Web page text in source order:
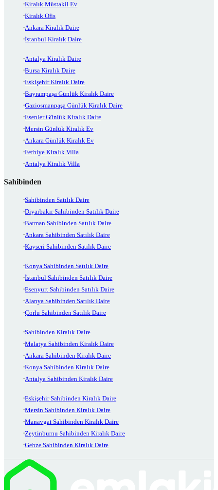
Kiralık Müstakil Ev
Kiralık Ofis
Ankara Kiralık Daire
İstanbul Kiralık Daire
Antalya Kiralık Daire
Bursa Kiralık Daire
Eskişehir Kiralık Daire
Bayrampaşa Günlük Kiralık Daire
Gaziosmanpaşa Günlük Kiralık Daire
Esenler Günlük Kiralık Daire
Mersin Günlük Kiralık Ev
Ankara Günlük Kiralık Ev
Fethiye Kiralık Villa
Antalya Kiralık Villa
Sahibinden
Sahibinden Satılık Daire
Diyarbakır Sahibinden Satılık Daire
Batman Sahibinden Satılık Daire
Ankara Sahibinden Satılık Daire
Kayseri Sahibinden Satılık Daire
Konya Sahibinden Satılık Daire
İstanbul Sahibinden Satılık Daire
Esenyurt Sahibinden Satılık Daire
Alanya Sahibinden Satılık Daire
Çorlu Sahibinden Satılık Daire
Sahibinden Kiralık Daire
Malatya Sahibinden Kiralık Daire
Ankara Sahibinden Kiralık Daire
Konya Sahibinden Kiralık Daire
Antalya Sahibinden Kiralık Daire
Eskişehir Sahibinden Kiralık Daire
Mersin Sahibinden Kiralık Daire
Manavgat Sahibinden Kiralık Daire
Zeytinburnu Sahibinden Kiralık Daire
Gebze Sahibinden Kiralık Daire